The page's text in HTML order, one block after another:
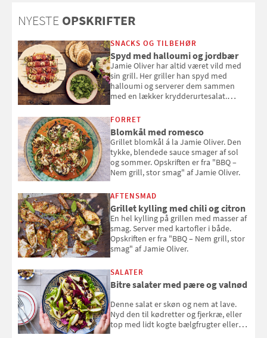
NYESTE OPSKRIFTER
SNACKS OG TILBEHØR
Spyd med halloumi og jordbær
Jamie Oliver har altid været vild med
sin grill. Her griller han spyd med
halloumi og serverer dem sammen
med en lækker krydderurtesalat.
smag" af Jamie Oliver.
FORRET
Blomkål med romesco
Grillet blomkål á la Jamie Oliver. Den
tykke, blendede sauce smager af sol
og sommer. Opskriften er fra "BBQ –
Nem grill, stor smag" af Jamie Oliver.
AFTENSMAD
Grillet kylling med chili og citron
En hel kylling på grillen med masser af
smag. Server med kartofler i både.
Opskriften er fra "BBQ – Nem grill, stor
smag" af Jamie Oliver.
SALATER
Bitre salater med pære og valnød
Denne salat er skøn og nem at lave.
Nyd den til kødretter og fjerkræ, eller
top med lidt kogte bælgfrugter eller